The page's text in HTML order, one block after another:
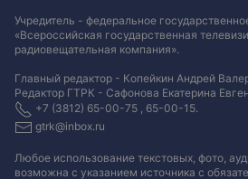
Учредитель - федеральное
«Всероссийская государственная
радиовещательная компания».
Главный редактор - Копейкин Андрей
Редактор ГТРК - Сафонова Екатерина
+7 (3812) 65-00-75 , 65-00-15.
gtrk@inbox.ru
Любое использование текстовых, фото,
возможна с указанием источника с